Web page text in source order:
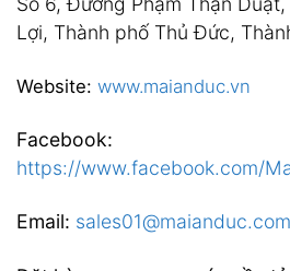
Lợi, Thành phố Thủ Đức,
Website: www.maianduc.vn
Facebook:
https://www.facebook.com/
Email: sales01@maianduc.com